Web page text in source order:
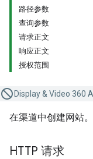
路径参数
查询参数
请求正文
响应正文
授权范围
Display & Video 360
在渠道中创建网站。
HTTP 请求